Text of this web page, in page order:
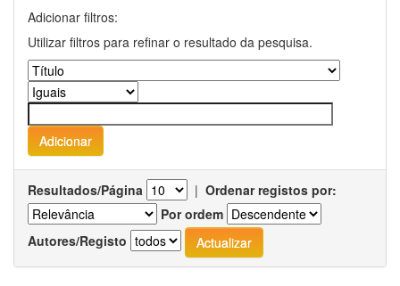
Adicionar filtros:
Utilizar filtros para refinar o resultado da pesquisa.
Resultados/Página | Ordenar registos por:
Por ordem
Autores/Registo